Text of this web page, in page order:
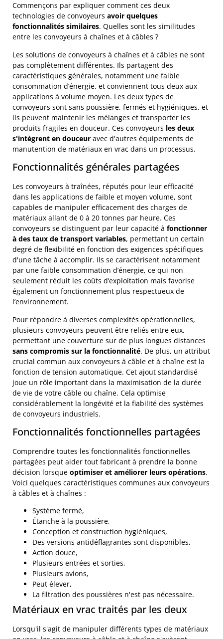
Commençons par expliquer comment ces deux
technologies de convoyeurs avoir quelques
fonctionnalités similaires. Quelles sont les similitudes
entre les convoyeurs à chaînes et à câbles ?
Les solutions de convoyeurs à chaînes et à câbles ne sont
pas complètement différentes. Ils partagent des
caractéristiques générales, notamment une faible
consommation d’énergie, et conviennent tous deux aux
applications à volume moyen. Les deux types de
convoyeurs sont sans poussière, fermés et hygiéniques, et
ils peuvent maintenir les mélanges et transporter les
produits fragiles en douceur. Ces convoyeurs les deux
s'intègrent en douceur avec d'autres équipements de
manutention de matériaux en vrac dans un processus.
Fonctionnalités générales partagées
Les convoyeurs à traînées, réputés pour leur efficacité
dans les applications de faible et moyen volume, sont
capables de manipuler efficacement des charges de
matériaux allant de 0 à 20 tonnes par heure. Ces
convoyeurs se distinguent par leur capacité à fonctionner
à des taux de transport variables, permettant un certain
degré de flexibilité en fonction des exigences spécifiques
d'une tâche à accomplir. Ils se caractérisent notamment
par une faible consommation d’énergie, ce qui non
seulement réduit les coûts d’exploitation mais favorise
également un fonctionnement plus respectueux de
l’environnement.
Pour répondre à diverses complexités opérationnelles,
plusieurs convoyeurs peuvent être reliés entre eux,
permettant une couverture sur de plus longues distances
sans compromis sur la fonctionnalité. De plus, un attribut
crucial commun aux convoyeurs à câble et à chaîne est la
fonction de tension automatique. Cet ajout standardisé
joue un rôle important dans la maximisation de la durée
de vie de votre câble ou chaîne. Cela optimise
considérablement la longévité et la fiabilité des systèmes
de convoyeurs industriels.
Fonctionnalités fonctionnelles partagées
Comprendre toutes les fonctionnalités fonctionnelles
partagées peut aider tout fabricant à prendre la bonne
décision lorsque optimiser et améliorer leurs opérations.
Voici quelques caractéristiques communes aux convoyeurs
à câbles et à chaînes :
Système fermé,
Étanche à la poussière,
Conception et construction hygiéniques,
Des versions antidéflagrantes sont disponibles,
Action douce,
Plusieurs entrées et sorties,
Plusieurs avions,
Peut élever,
La filtration des poussières n'est pas nécessaire.
Matériaux en vrac traités par les deux
Lorsqu'il s'agit de manipuler différents types de matériaux